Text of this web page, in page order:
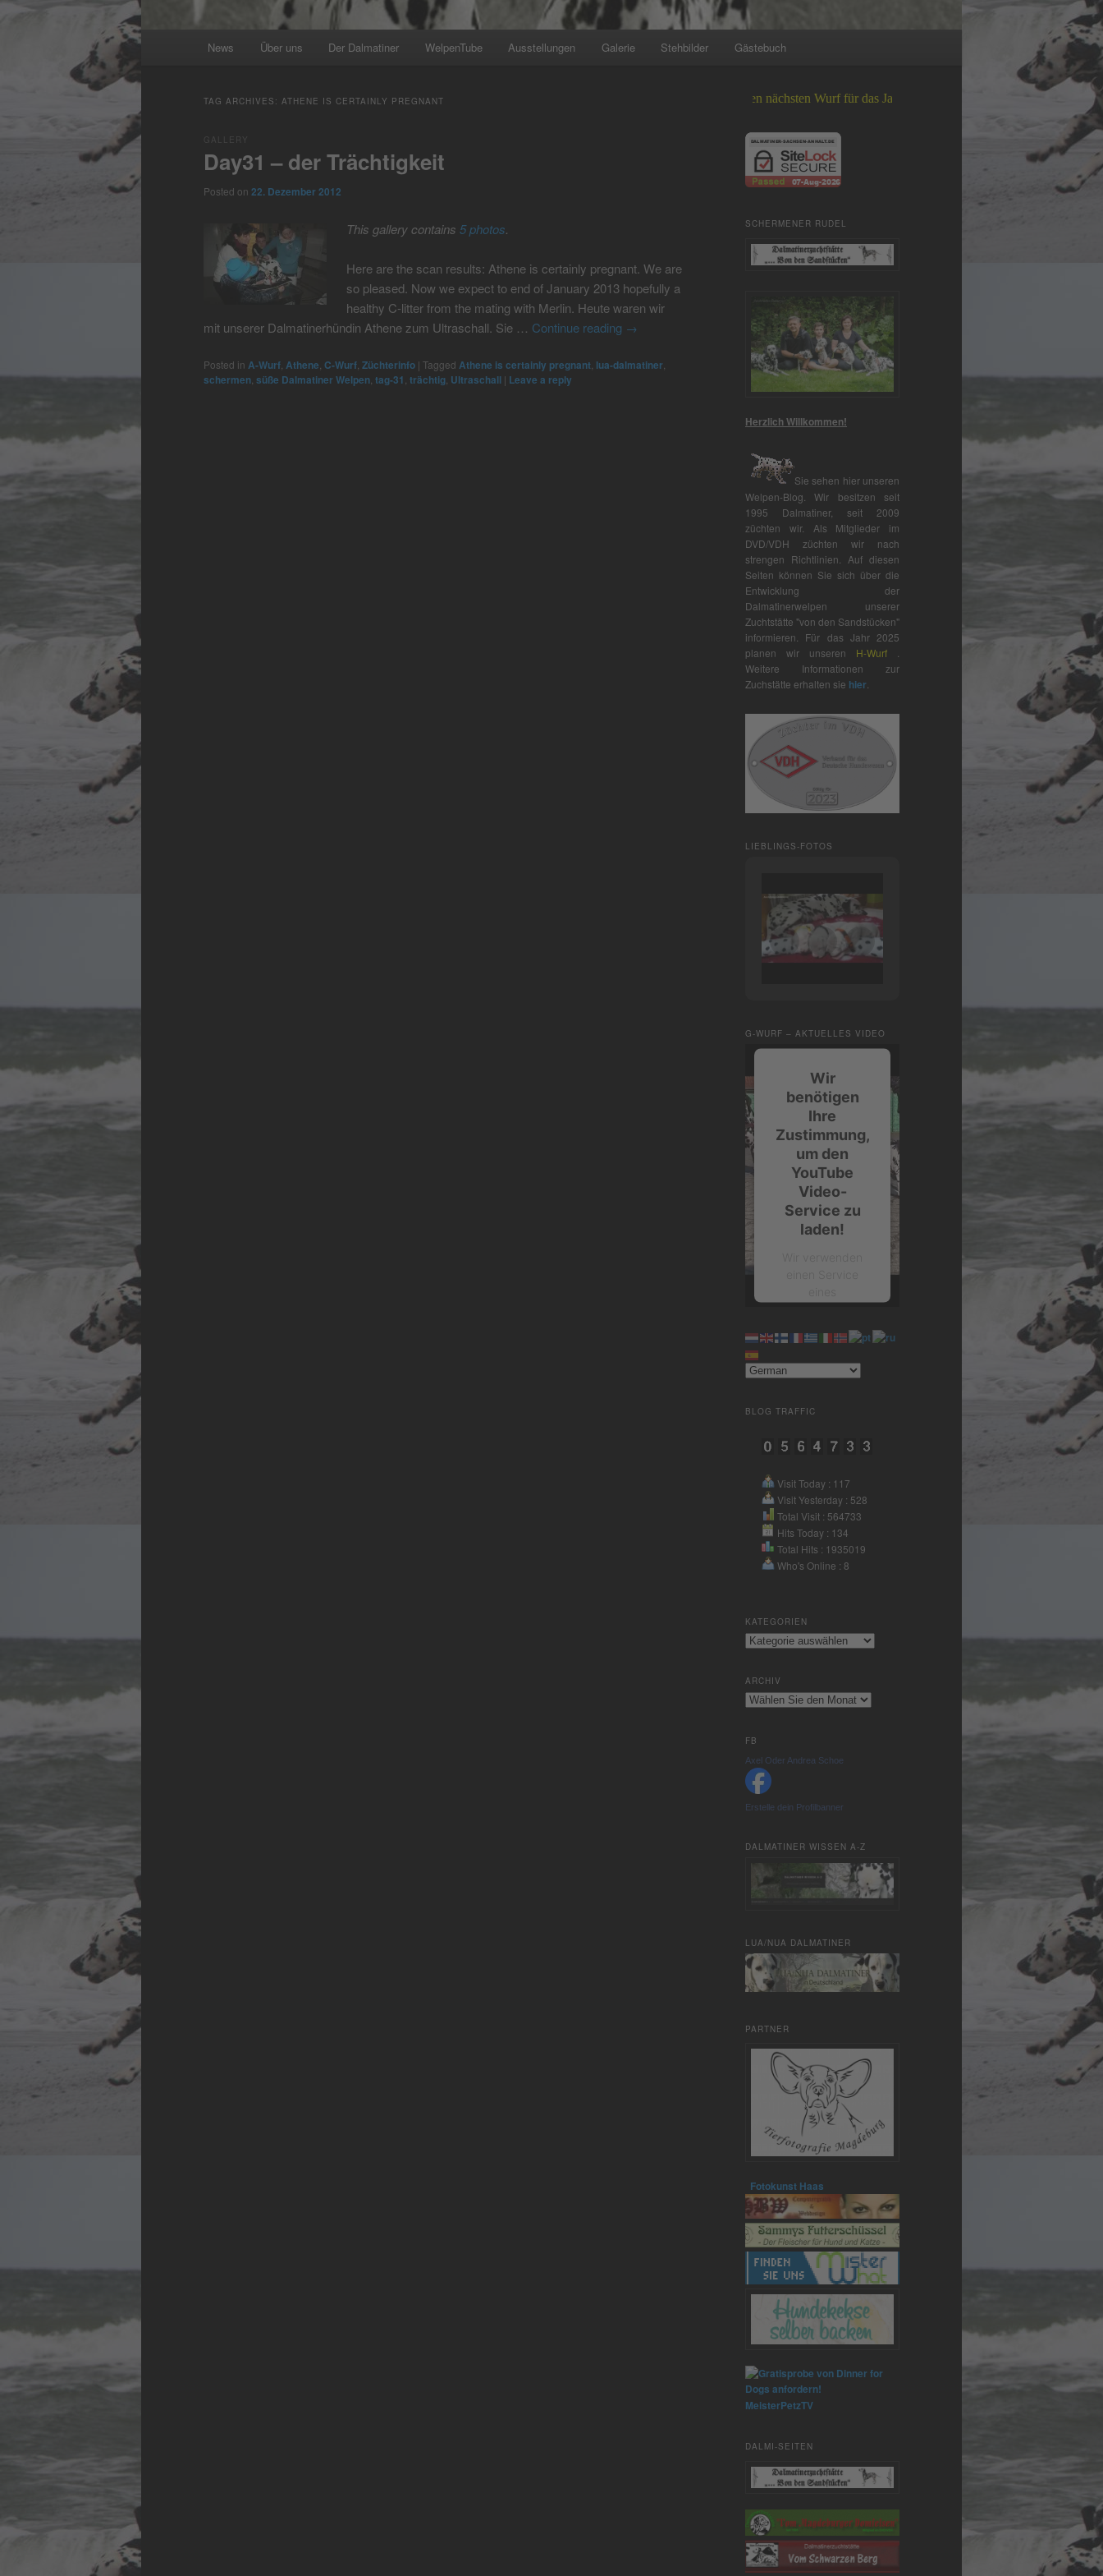
News Über uns Der Dalmatiner WelpenTube Ausstellungen Galerie Stehbilder Gästebuch
TAG ARCHIVES: ATHENE IS CERTAINLY PREGNANT
Day31 – der Trächtigkeit
GALLERY
Posted on 22. Dezember 2012
This gallery contains5 photos.
Here are the scan results: Athene is certainly pregnant. We are
so pleased. Now we expect to end of January 2013 hopefully a
healthy C-litter from the mating with Merlin. Heute waren wir
mit unserer Dalmatinerhündin Athene zum Ultraschall. Sie … Continue reading →
Posted in A-Wurf Athene C-Wurf Züchterinfo | Tagged Athene is certainly pregnant lua-dalmatiner
schermen süße Dalmatiner Welpen tag-31 trächtig Ultraschall | Leave a reply
+++ Wir planen den nächsten Wurf für das Jahr 2026 +++
SCHERMENER RUDEL
Herzlich Willkommen!
Sie sehen hier unseren
Welpen-Blog. Wir besitzen seit
1995 Dalmatiner, seit 2009
züchten wir. Als Mitglieder im
DVD/VDH züchten wir nach
strengen Richtlinien. Auf diesen
Seiten können Sie sich über die
Entwicklung der
Dalmatinerwelpen unserer
Zuchtstätte "von den Sandstücken"
informieren. Für das Jahr 2025
planen wir unseren H-Wurf
Weitere Informationen zur
Zuchstätte erhalten sie hier
LIEBLINGS-FOTOS
G-WURF – AKTUELLES VIDEO
Wir
benötigen
Ihre
Zustimmung,
um den
YouTube
Video-
Service zu
laden!
einzubetten.
Dieser Service
kann Daten zu
sammeln. Bitte
Details durch und
Nutzung des
Service zu, um
dieses Video
anzusehen.
Akzeptieren
Management
BLOG TRAFFIC
Visit Today : 117
Visit Yesterday : 528
Total Visit : 564733
Hits Today : 134
Total Hits : 1935019
Who's Online : 8
KATEGORIEN
Kategorien
ARCHIV
Archiv
FB
Axel Oder Andrea Schoe
Erstelle dein Profilbanner
DALMATINER WISSEN A-Z
LUA/NUA DALMATINER
PARTNER
Fotokunst Haas
MeisterPetzTV
DALMI-SEITEN